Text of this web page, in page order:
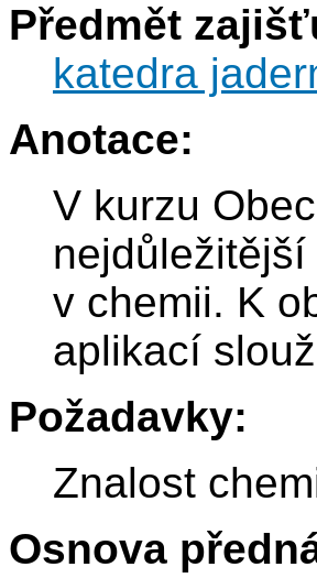
Předmět
katedra
Anotace:
V kurzu
v chemii. K
aplikací
Požadavky:
Znalost
Osnova